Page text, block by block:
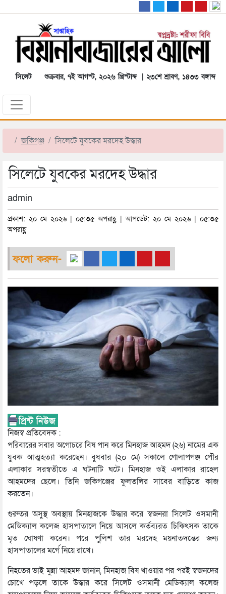
সিলেট শুক্রবার, ৭ই আগস্ট, ২০২৬ খ্রিস্টাব্দ | ২৩শে শ্রাবণ, ১৪৩৩ বঙ্গাব্দ
জকিগঞ্জ সিলেটে যুবকের মরদেহ উদ্ধার
সিলেটে যুবকের মরদেহ উদ্ধার
admin
প্রকাশ: ২০ মে ২০২৬ | ০৫:৩৫ অপরাহ্ণ | আপডেট: ২০ মে ২০২৬ | ০৫:৩৫
অপরাহ্ণ
ফলো করুন-
নিজস্ব প্রতিবেদক :
পরিবারের সবার অগোচরে বিষ পান করে মিনহাজ আহমদ (২৬) নামের এক
যুবক আত্মহত্যা করেছেন। বুধবার (২০ মে) সকালে গোলাপগঞ্জ পৌর
এলাকার সরস্বতীতে এ ঘটনাটি ঘটে। মিনহাজ ওই এলাকার রাহেল
আহমদের ছেলে। তিনি জকিগঞ্জের ফুলতলির সাবের বাড়িতে কাজ
করতেন।
গুরুতর অসুস্থ অবস্থায় মিনহাজকে উদ্ধার করে স্বজনরা সিলেট ওসমানী
মেডিক্যাল কলেজ হাসপাতালে নিয়ে আসলে কর্তব্যরত চিকিৎসক তাকে
মৃত ঘোষণা করেন। পরে পুলিশ তার মরদেহ ময়নাতদন্তের জন্য
হাসপাতালের মর্গে নিয়ে রাখে।
নিহতের ভাই মুন্না আহমদ জানান, মিনহাজ বিষ খাওয়ার পর পরই স্বজনদের
চোখে পড়লে তাকে উদ্ধার করে সিলেট ওসমানী মেডিক্যাল কলেজ